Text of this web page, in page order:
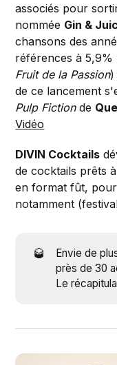
associés pour
nommée Gin &
chansons des
références à 5,9%
Fruit de la Passion)
de ce lancement
Pulp Fictionde
Vidéo
DIVIN Cocktails
de cocktails prêts
en format fût,
notamment
🥃 Envie de
près de 30
Le